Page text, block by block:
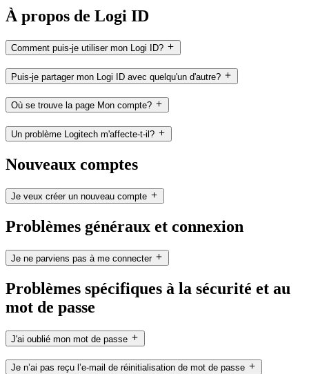
À propos de Logi ID
Comment puis-je utiliser mon Logi ID?
Puis-je partager mon Logi ID avec quelqu'un d'autre?
Où se trouve la page Mon compte?
Un problème Logitech m'affecte-t-il?
Nouveaux comptes
Je veux créer un nouveau compte
Problèmes généraux et connexion
Je ne parviens pas à me connecter
Problèmes spécifiques à la sécurité et au
mot de passe
J'ai oublié mon mot de passe
Je n’ai pas reçu l’e-mail de réinitialisation de mot de passe